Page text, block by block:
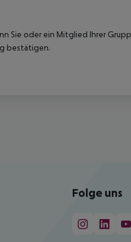
Sie oder ein Mitglied Ihrer
bestätigen.
Folge uns